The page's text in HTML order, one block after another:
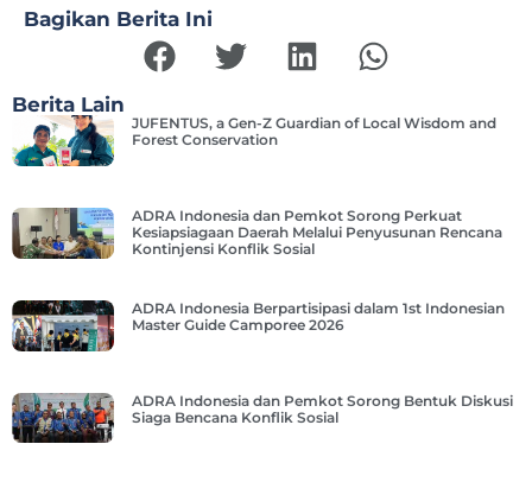
Bagikan Berita Ini
Berita Lain
JUFENTUS, a Gen-Z Guardian of Local Wisdom and
Forest Conservation
ADRA Indonesia dan Pemkot Sorong Perkuat
Kesiapsiagaan Daerah Melalui Penyusunan Rencana
Kontinjensi Konflik Sosial
ADRA Indonesia Berpartisipasi dalam 1st Indonesian
Master Guide Camporee 2026
ADRA Indonesia dan Pemkot Sorong Bentuk Diskusi
Siaga Bencana Konflik Sosial